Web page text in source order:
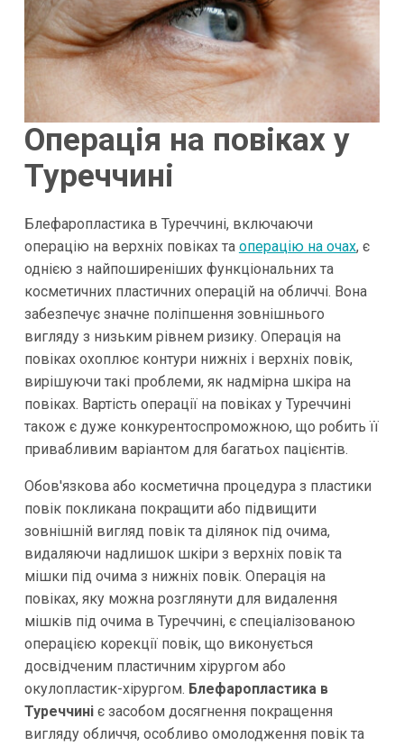
Операція на повіках у
Туреччині
Блефаропластика в Туреччині, включаючи
операцію на верхніх повіках та операцію на очах, є
однією з найпоширеніших функціональних та
косметичних пластичних операцій на обличчі. Вона
забезпечує значне поліпшення зовнішнього
вигляду з низьким рівнем ризику. Операція на
повіках охоплює контури нижніх і верхніх повік,
вирішуючи такі проблеми, як надмірна шкіра на
повіках. Вартість операції на повіках у Туреччині
також є дуже конкурентоспроможною, що робить її
привабливим варіантом для багатьох пацієнтів.
Обов'язкова або косметична процедура з пластики
повік покликана покращити або підвищити
зовнішній вигляд повік та ділянок під очима,
видаляючи надлишок шкіри з верхніх повік та
мішки під очима з нижніх повік. Операція на
повіках, яку можна розглянути для видалення
мішків під очима в Туреччині, є спеціалізованою
операцією корекції повік, що виконується
досвідченим пластичним хірургом або
окулопластик-хірургом. Блефаропластика в
Туреччиніє засобом досягнення покращення
вигляду обличчя, особливо омолодження повік та